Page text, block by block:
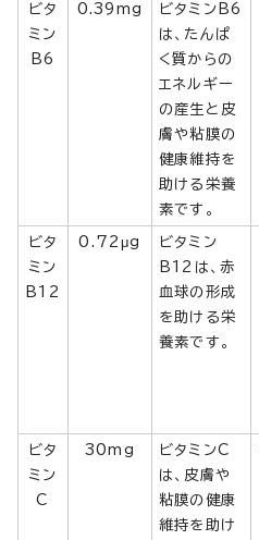
ビタ
ミン
B6
0.39mg
ビタミンB6
は、たんぱ
く質からの
エネルギー
の産生と皮
膚や粘膜の
健康維持を
助ける栄養
素です。
ビタ
ミン
B12
0.72μg
ビタミン
B12は、赤
血球の形成
を助ける栄
養素です。
ビタ
ミン
C
30mg
ビタミンC
は、皮膚や
粘膜の健康
維持を助け